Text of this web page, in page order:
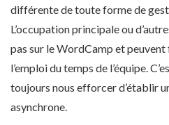
différente de toute forme de
L’occupation principale ou
pas sur le WordCamp et
l’emploi du temps de l’équipe.
toujours nous efforcer d’établir
asynchrone.